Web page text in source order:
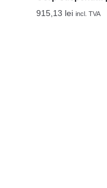
915,13 lei incl. TVA